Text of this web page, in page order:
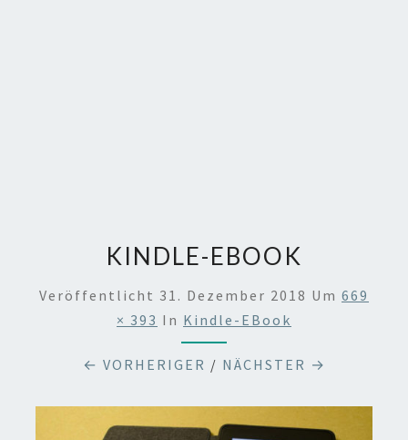
KINDLE-EBOOK
Veröffentlicht 31. Dezember 2018 Um 669
× 393 In Kindle-EBook
← VORHERIGER / NÄCHSTER →